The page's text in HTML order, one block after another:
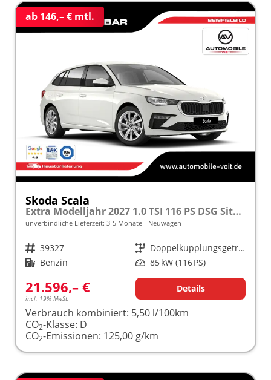
ab 146,– € mtl.
Skoda Scala
Extra Modelljahr 2027 1.0 TSI 116 PS DSG Sitzheizung inkl. 5 J. Garantie frei konfigurierbar
unverbindliche Lieferzeit: 3-5 Monate Neuwagen
Fahrzeugnr. 39327 Getriebe
Doppelkupplungsgetriebe (DSG)
Kraftstoff Benzin Leistung 85 kW (116 PS)
21.596,– €
incl. 19% MwSt.
Details
Verbrauch kombiniert: 5,50 l/100km
CO2-Klasse: D
CO2-Emissionen: 125,00 g/km